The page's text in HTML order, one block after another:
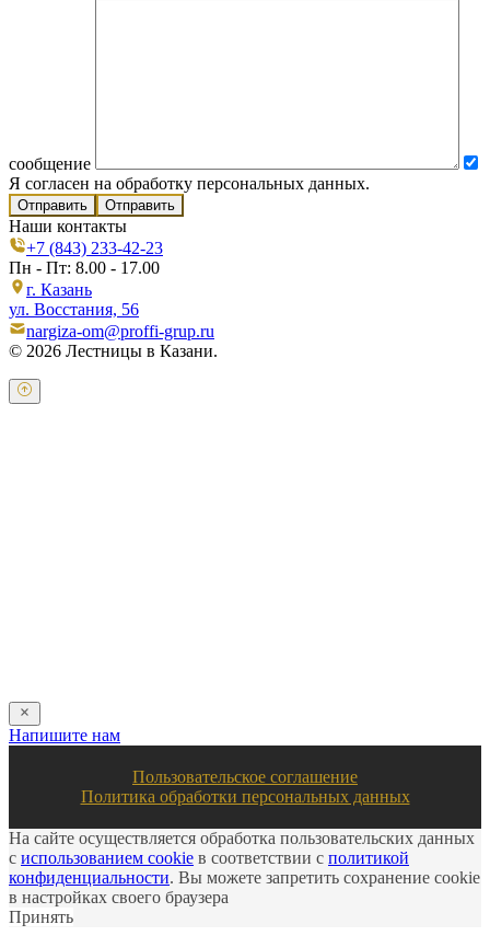
сообщение
Я согласен на обработку персональных данных.
Отправить
Наши контакты
+7 (843) 233-42-23
Пн - Пт: 8.00 - 17.00
г. Казань
ул. Восстания, 56
nargiza-om@proffi-grup.ru
© 2026 Лестницы в Казани.
Напишите нам
Пользовательское соглашение
Политика обработки персональных данных
На сайте осуществляется обработка пользовательских данных
с использованием cookie в соответствии с политикой
конфиденциальности. Вы можете запретить сохранение cookie
в настройках своего браузера
Принять